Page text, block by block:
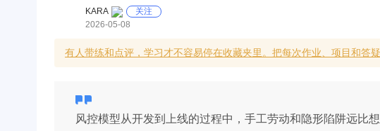
KARA
关注
2026-05-08
有人带练和点评，学习才不容易停在收藏夹里。把每次作业、项目和答
风控模型从开发到上线的过程中，手工劳动和隐形陷阱远比